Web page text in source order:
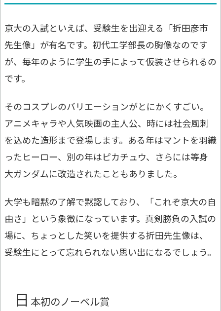
京大の入試といえば、受験生を出迎える「折田彦市
先生像」が有名です。初代工学部長の胸像なのです
が、毎年のように学生の手によって仮装させられるの
です。
そのコスプレのバリエーションがとにかくすごい。
アニメキャラや人気映画の主人公、時には社会風刺
を込めた造形まで登場します。ある年はマントを羽織
ったヒーロー、別の年はピカチュウ、さらには等身
大ガンダムに改造されたこともありました。
大学も暗黙の了解で黙認しており、「これぞ京大の自
由さ」という象徴になっています。真剣勝負の入試の
場に、ちょっとした笑いを提供する折田先生像は、
受験生にとって忘れられない思い出になるでしょう。
日 本初のノーベル賞